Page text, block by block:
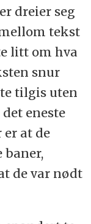
dreier seg
tekst
litt om hva
snur
tilgis uten
eneste
at de
baner,
de var nødt